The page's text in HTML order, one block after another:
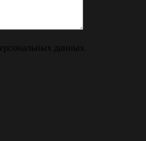
данных